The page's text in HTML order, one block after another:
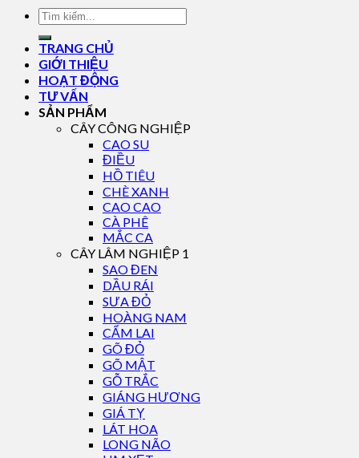
TRANG CHỦ
GIỚI THIỆU
HOẠT ĐỘNG
TƯ VẤN
SẢN PHẨM
CÂY CÔNG NGHIỆP
CAO SU
ĐIỀU
HỒ TIÊU
CHÈ XANH
CAO CAO
CÀ PHÊ
MẮC CA
CÂY LÂM NGHIỆP 1
SAO ĐEN
DẦU RÁI
SƯA ĐỎ
HOÀNG NAM
CẨM LAI
GÕ ĐỎ
GÕ MẬT
GỖ TRẮC
GIÁNG HƯƠNG
GIÁ TỴ
LÁT HOA
LONG NÃO